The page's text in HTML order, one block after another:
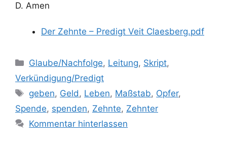
D. Amen
Der Zehnte – Predigt Veit Claesberg.pdf
Kategorien
Glaube/Nachfolge, Leitung, Skript,
Verkündigung/Predigt
Schlagwörter
geben, Geld , Leben, Maßstab, Opfer,
Spende, spenden, Zehnte, Zehnter
Kommentar hinterlassen